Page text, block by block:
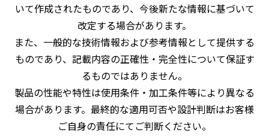
いて作成されたものであり、今後新たな情報に基づいて
改定する場合があります。
また、一般的な技術情報および参考情報として提供する
ものであり、記載内容の正確性・完全性について保証す
るものではありません。
製品の性能や特性は使用条件・加工条件等により異なる
場合があります。最終的な適用可否や設計判断はお客様
ご自身の責任にてご判断ください。